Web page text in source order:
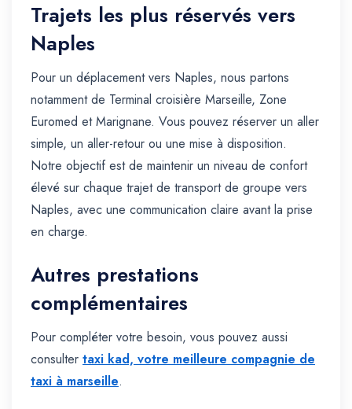
Trajets les plus réservés vers
Naples
Pour un déplacement vers Naples, nous partons
notamment de Terminal croisière Marseille, Zone
Euromed et Marignane. Vous pouvez réserver un aller
simple, un aller-retour ou une mise à disposition.
Notre objectif est de maintenir un niveau de confort
élevé sur chaque trajet de transport de groupe vers
Naples, avec une communication claire avant la prise
en charge.
Autres prestations
complémentaires
Pour compléter votre besoin, vous pouvez aussi
consulter taxi kad, votre meilleure compagnie de
taxi à marseille.